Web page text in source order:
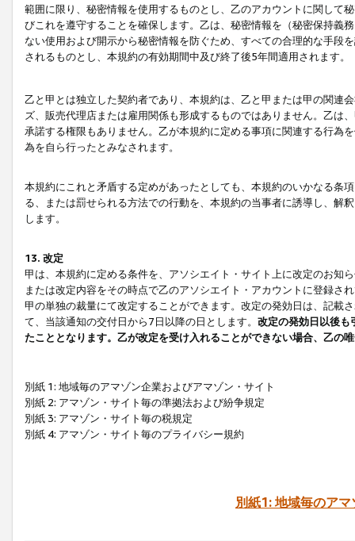
範囲に限り、秘密情報を使用するものとし、乙のアカウントに関して
びこれを遵守することを確保します。乙は、秘密情報を（秘密保持義
ない使用および開示から秘密情報を防ぐため、すべての合理的な手段
されるものとし、本規約の有効期間中及び終了後5年間適用されます。
乙と甲とは独立した契約者であり、本規約は、乙と甲または甲の関連
ズ、販売代理店または雇用関係も形成するものではありません。乙は
承諾する権限もありません。乙が本規約に定める事項に関連する行為
為を自ら行ったとみなされます。
本規約にこれと矛盾する定めがあったとしても、本規約のいかなる条
る、または罰せられる方法での行動を、本規約の当事者に誘導し、解
します。
13. 改定
甲は、本規約に定める条件を、アソシエイト・サイト上に改定のお知
または改定内容をその時点で乙のアソシエイト・アカウントに登録さ
甲の単独の裁量にて改定することができます。改定の発効日は、記載
て、当該通知の交付日から7日以降の日とします。 改定の発効日以後も
たこととなります。乙が改定を受け入れることができない場合、乙の
別紙 1: 地域毎のアマゾン企業およびアマゾン・サイト
別紙 2: アマゾン・サイト毎の準拠法および紛争規定
別紙 3: アマゾン・サイト毎の税規定
別紙 4: アマゾン・サイト毎のプライバシー規約
別紙1: 地域毎のア